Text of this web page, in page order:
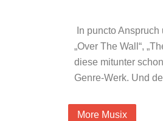
In puncto
„Over The Wall“,
diese mitunter
Genre-Werk. Und
More Musix